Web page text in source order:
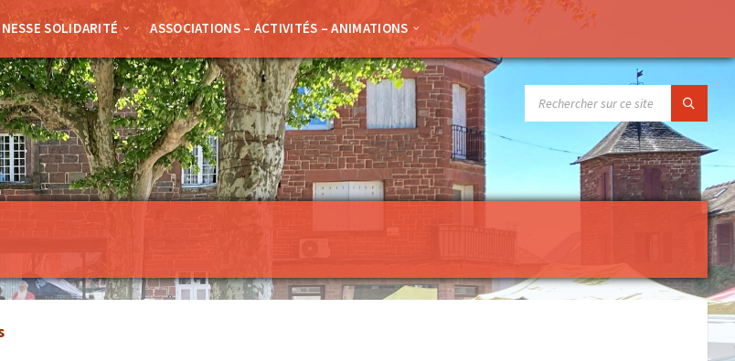
SOLIDARITÉ ASSOCIATIONS – ACTIVITÉS – ANIMATIONS